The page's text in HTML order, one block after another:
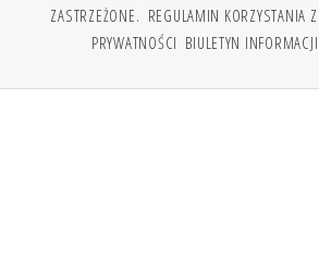
ZASTRZEŻONE. REGULAMIN KORZYSTANIA
PRYWATNOŚCI BIULETYN